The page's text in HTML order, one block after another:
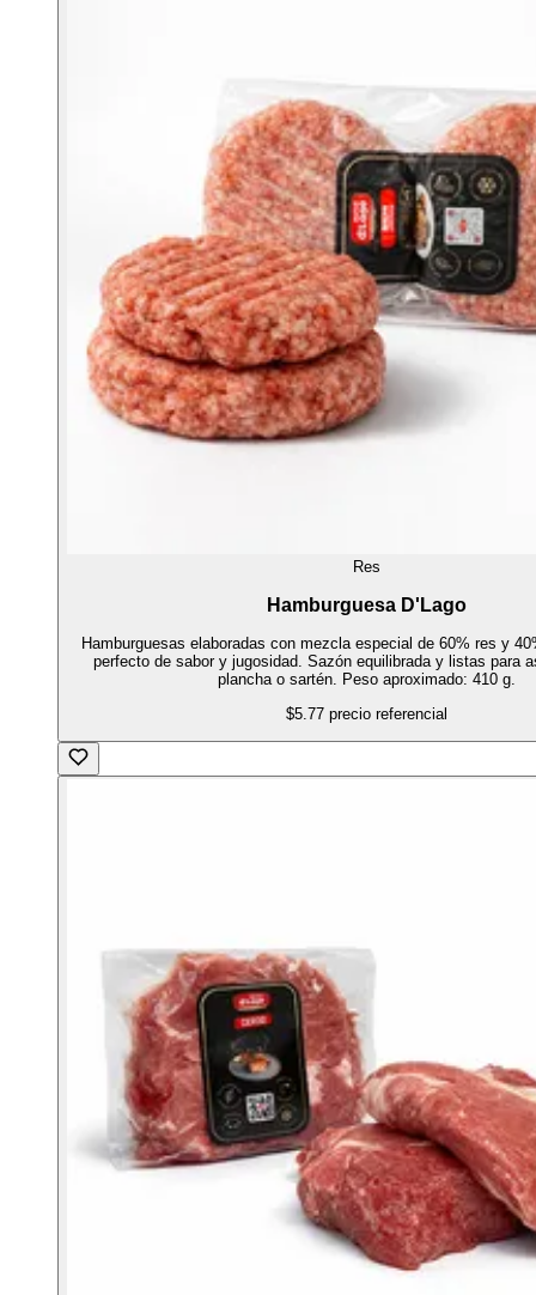
Res
Hamburguesa D'Lago
Hamburguesas elaboradas con mezcla especial de 60% res y
perfecto de sabor y jugosidad. Sazón equilibrada y listas para
plancha o sartén. Peso aproximado: 410 g.
$5.77 precio referencial